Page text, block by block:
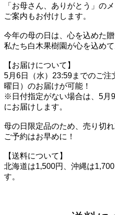
「お母さん、ありがとう」の
ご案内もお付けします。
今年の母の日は、心を込めた
私たち白木果樹園が心を込めて
【お届けについて】
5月6日（水）23:59までのご注
曜日）のお届けが可能！
※日付指定がない場合は、5月
にお届けします。
母の日限定品のため、売り切れ
ご予約はお早めに！
【送料について】
北海道は1,500円、沖縄は
す。